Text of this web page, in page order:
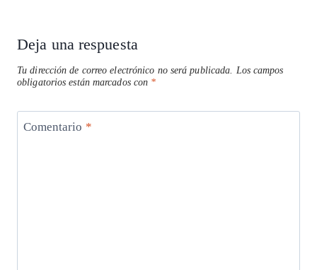
Deja una respuesta
Tu dirección de correo electrónico no será publicada. Los campos
obligatorios están marcados con *
Comentario *